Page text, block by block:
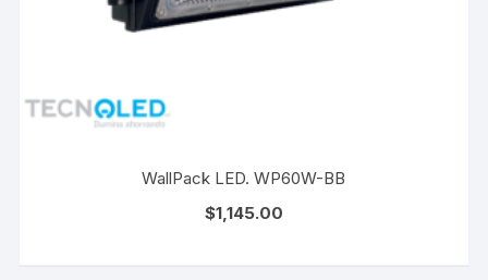
WallPack LED. WP60W-BB
$1,145.00